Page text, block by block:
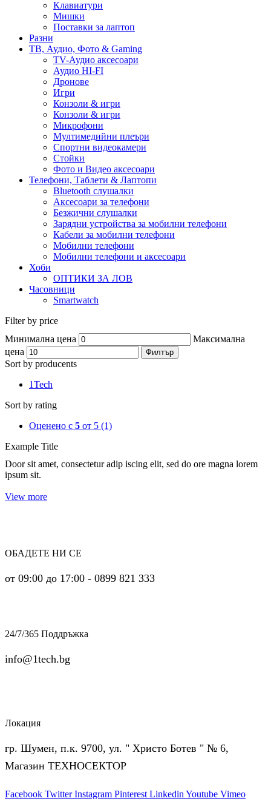
Клавиатури
Мишки
Поставки за лаптоп
Разни
ТВ, Аудио, Фото & Gaming
TV-Аудио аксесоари
Аудио HI-FI
Дронове
Игри
Конзоли & игри
Конзоли & игри
Микрофони
Мултимедийни плеъри
Спортни видеокамери
Стойки
Фото и Видео аксесоари
Телефони, Таблети & Лаптопи
Bluetooth слушалки
Аксесоари за телефони
Безжични слушалки
Зарядни устройства за мобилни телефони
Кабели за мобилни телефони
Мобилни телефони
Мобилни телефони и аксесоари
Хоби
ОПТИКИ ЗА ЛОВ
Часовници
Smartwatch
Filter by price
Минимална цена
Максимална
цена
Филтър
Sort by producents
1Tech
Sort by rating
Оценено с 5 от 5 (1)
Example Title
Door sit amet, consectetur adip iscing elit, sed do ore magna lorem
ipsum sit.
View more
ОБАДЕТЕ НИ СЕ
от 09:00 до 17:00 - 0899 821 333
24/7/365 Поддръжка
info@1tech.bg
Локация
гр. Шумен, п.к. 9700, ул. " Христо Ботев " № 6,
Магазин ТЕХНОСЕКТОР
Facebook Twitter Instagram Pinterest Linkedin Youtube Vimeo